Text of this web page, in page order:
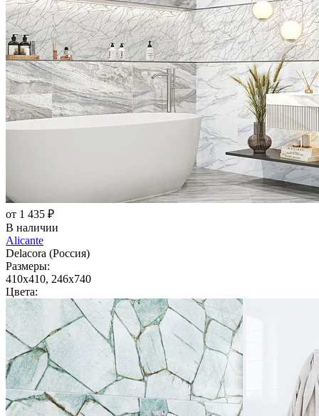
от 1 435 ₽
В наличии
Alicante
Delacora (Россия)
Размеры:
410x410, 246x740
Цвета: